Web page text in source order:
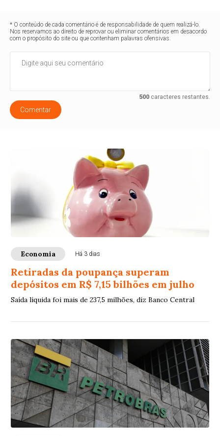
* O conteúdo de cada comentário é de responsabilidade de quem realizá-lo.
Nos reservamos ao direito de reprovar ou eliminar comentários em desacordo
com o propósito do site ou que contenham palavras ofensivas.
500caracteres restantes.
Comentar
Economia Há 3 dias
Retiradas da poupança superam
depósitos em R$ 7,15 bilhões em julho
Saída líquida foi mais de 237,5 milhões, diz Banco Central